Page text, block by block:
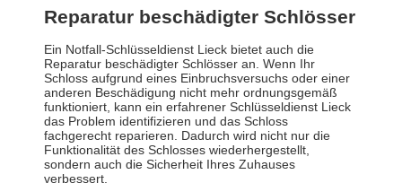
Reparatur beschädigter Schlösser
Ein Notfall-Schlüsseldienst Lieck bietet auch die
Reparatur beschädigter Schlösser an. Wenn Ihr
Schloss aufgrund eines Einbruchsversuchs oder einer
anderen Beschädigung nicht mehr ordnungsgemäß
funktioniert, kann ein erfahrener Schlüsseldienst Lieck
das Problem identifizieren und das Schloss
fachgerecht reparieren. Dadurch wird nicht nur die
Funktionalität des Schlosses wiederhergestellt,
sondern auch die Sicherheit Ihres Zuhauses
verbessert.